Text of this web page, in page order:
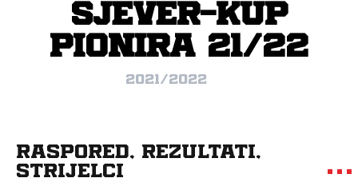
SJEVER-KUP
PIONIRA 21/22
2021/2022
Raspored, rezultati,
strijelci